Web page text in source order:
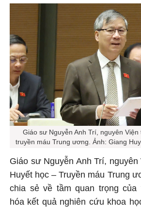
Giáo sư Nguyễn Anh Trí, nguyên
truyền máu Trung ương. Ảnh: Giang
Giáo sư Nguyễn Anh Trí,
Huyết học – Truyền máu Trung
chia sẻ về tầm quan trọng của
hóa kết quả nghiên cứu khoa